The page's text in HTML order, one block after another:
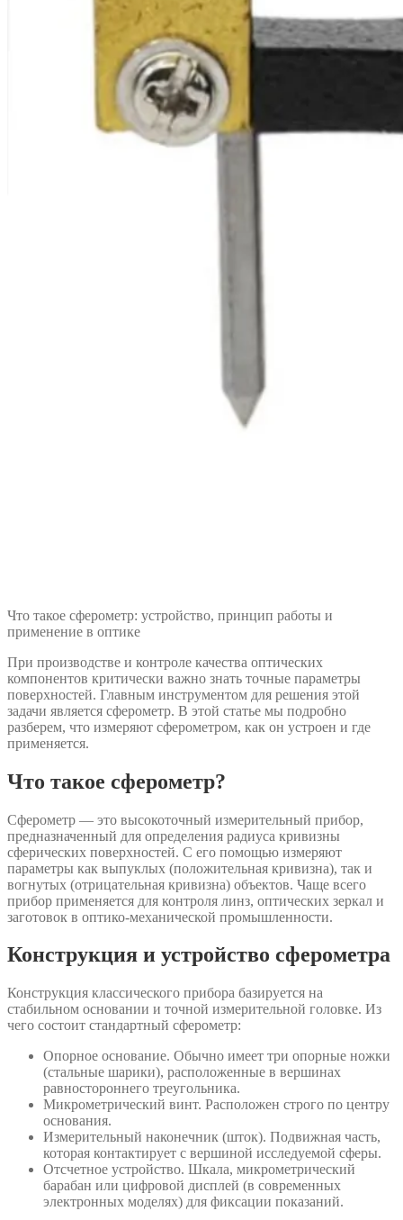
Что такое сферометр: устройство, принцип работы и
применение в оптике
При производстве и контроле качества оптических
компонентов критически важно знать точные параметры
поверхностей. Главным инструментом для решения этой
задачи является сферометр. В этой статье мы подробно
разберем, что измеряют сферометром, как он устроен и где
применяется.
Что такое сферометр?
Сферометр — это высокоточный измерительный прибор,
предназначенный для определения радиуса кривизны
сферических поверхностей. С его помощью измеряют
параметры как выпуклых (положительная кривизна), так и
вогнутых (отрицательная кривизна) объектов. Чаще всего
прибор применяется для контроля линз, оптических зеркал и
заготовок в оптико-механической промышленности.
Конструкция и устройство сферометра
Конструкция классического прибора базируется на
стабильном основании и точной измерительной головке. Из
чего состоит стандартный сферометр:
Опорное основание. Обычно имеет три опорные ножки
(стальные шарики), расположенные в вершинах
равностороннего треугольника.
Микрометрический винт. Расположен строго по центру
основания.
Измерительный наконечник (шток). Подвижная часть,
которая контактирует с вершиной исследуемой сферы.
Отсчетное устройство. Шкала, микрометрический
барабан или цифровой дисплей (в современных
электронных моделях) для фиксации показаний.